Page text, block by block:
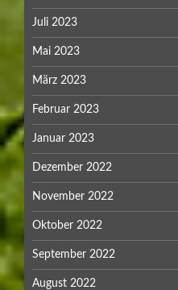
Juli 2023
Mai 2023
März 2023
Februar 2023
Januar 2023
Dezember 2022
November 2022
Oktober 2022
September 2022
August 2022